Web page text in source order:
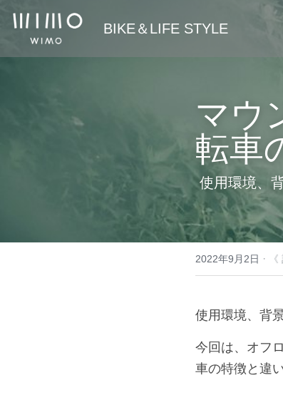
BIKE＆LIFE STYLE
マウ
転車
使用環境、
2022年9月2日 ·
使用環境、背
今回は、オフ
車の特徴と違